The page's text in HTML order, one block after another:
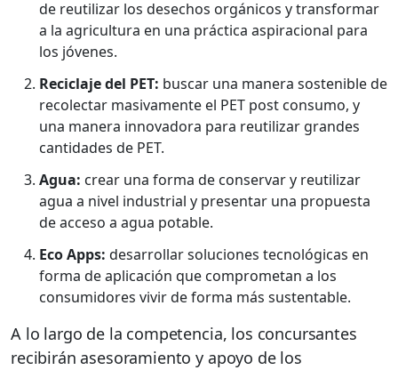
de reutilizar los desechos orgánicos y transformar
a la agricultura en una práctica aspiracional para
los jóvenes.
Reciclaje del PET: buscar una manera sostenible de
recolectar masivamente el PET post consumo, y
una manera innovadora para reutilizar grandes
cantidades de PET.
Agua: crear una forma de conservar y reutilizar
agua a nivel industrial y presentar una propuesta
de acceso a agua potable.
Eco Apps: desarrollar soluciones tecnológicas en
forma de aplicación que comprometan a los
consumidores vivir de forma más sustentable.
A lo largo de la competencia, los concursantes
recibirán asesoramiento y apoyo de los